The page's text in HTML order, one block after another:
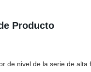
Producto
de nivel de la serie de